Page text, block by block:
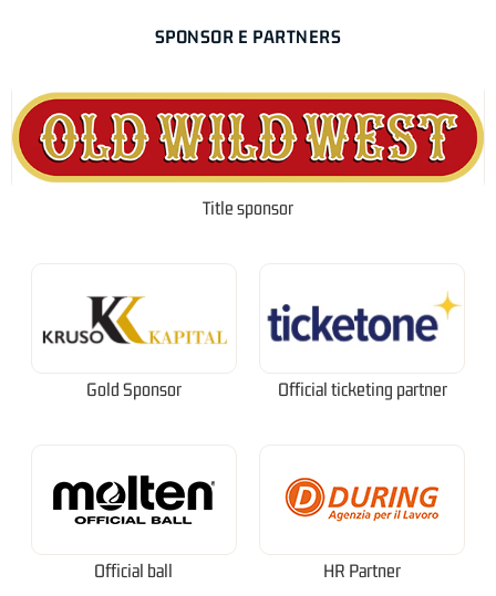
SPONSOR E PARTNERS
Title sponsor
Gold Sponsor Official ticketing partner
Official ball HR Partner